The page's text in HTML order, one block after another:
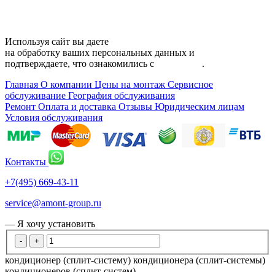
Используя сайт вы даете
на обработку ваших персональных данных и
подтверждаете, что ознакомились с
.
Главная О компании Цены на монтаж Сервисное
обслуживание География обслуживания
Ремонт Оплата и доставка Отзывы Юридическим лицам
Условия обслуживания
Контакты
+7(495) 669-43-11
service@amont-group.ru
— Я хочу установить
- +
кондиционер (сплит-систему) кондиционера (сплит-системы)